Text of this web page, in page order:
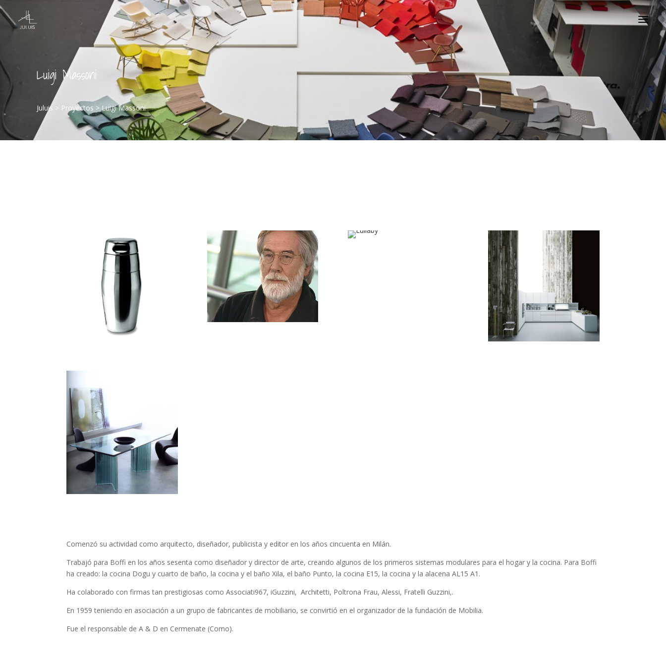
Luigi Massoni
Juluis > Proyectos >Luigi Massoni
Comenzó su actividad como arquitecto, diseñador, publicista y editor en los años cincuenta en Milán.
Trabajó para Boffi en los años sesenta como diseñador y director de arte, creando algunos de los primeros sistemas modulares para el hogar y la cocina. Para Boffi
ha creado: la cocina Dogu y cuarto de baño, la cocina y el baño Xila, el baño Punto, la cocina E15, la cocina y la alacena AL15 A1.
Ha colaborado con firmas tan prestigiosas como Associati967, iGuzzini, Architetti, Poltrona Frau, Alessi, Fratelli Guzzini,.
En 1959 teniendo en asociación a un grupo de fabricantes de mobiliario, se convirtió en el organizador de la fundación de Mobilia.
Fue el responsable de A & D en Cermenate (Como).